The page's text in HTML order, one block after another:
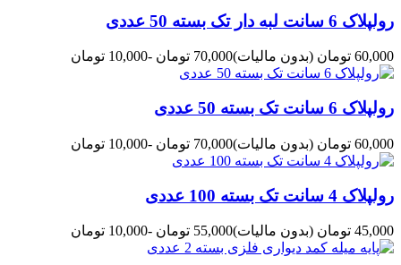
رولپلاک 6 سانت لبه دار تک بسته 50 عددی
60,000 تومان (بدون مالیات)70,000 تومان -10,000 تومان
رولپلاک 6 سانت تک بسته 50 عددی
60,000 تومان (بدون مالیات)70,000 تومان -10,000 تومان
رولپلاک 4 سانت تک بسته 100 عددی
45,000 تومان (بدون مالیات)55,000 تومان -10,000 تومان